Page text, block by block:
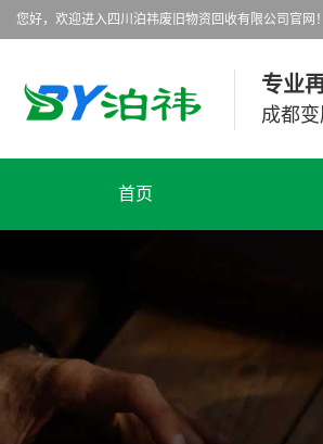
您好，欢迎进入四川泊祎废旧物资回收有限公司官网
专业
成都
首页